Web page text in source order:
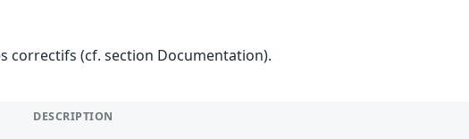
correctifs (cf. section Documentation).
DESCRIPTION